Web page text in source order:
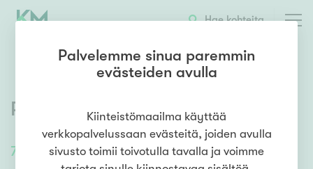
Hae kohteita
78 /78m² 4h+avok+khh+kh+s+wc+p
Perintötie 3,Aviapolis,Vantaa
Palvelemme sinua paremmin
evästeiden avulla
Kiinteistömaailma käyttää
verkkopalvelussaan evästeitä, joiden avulla
sivusto toimii toivotulla tavalla ja voimme